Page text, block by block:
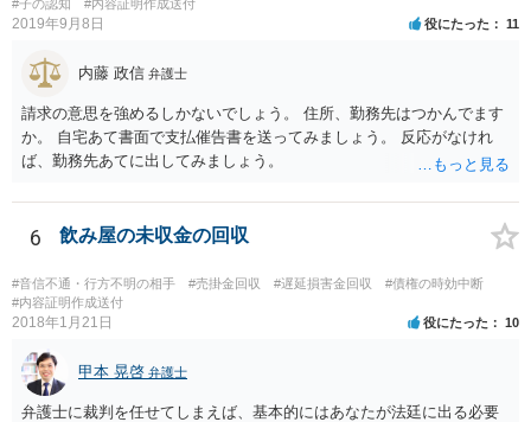
#子の認知 #内容証明作成送付
2019年9月8日 役にたった 11
内藤 政信 弁護士
請求の意思を強めるしかないでしょう。 住所、勤務先はつかんでます
か。 自宅あて書面で支払催告書を送ってみましょう。 反応がなけれ
ば、勤務先あてに出してみましょう。
6 飲み屋の未収金の回収
#音信不通・行方不明の相手 #売掛金回収 #遅延損害金回収
#債権の時効中断
#内容証明作成送付
2018年1月21日 役にたった 10
甲本 晃啓 弁護士
弁護士に裁判を任せてしまえば、基本的にはあなたが法廷に出る必要